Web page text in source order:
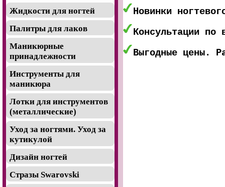
Жидкости для ногтей
Палитры для лаков
Маникюрные
принадлежности
Инструменты для
маникюра
Лотки для инструментов
(металлические)
Уход за ногтями. Уход за
кутикулой
Дизайн ногтей
Стразы Swarovski
Новинки
Консультации по
Выгодные цены.